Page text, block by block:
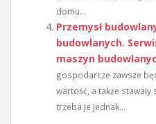
domu...
Przemysł
budowlanych.
maszyn
gospodarcze zawsze
wartość, a także stawały
trzeba je jednak...